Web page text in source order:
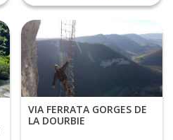
VIA FERRATA GORGES DE
LA DOURBIE